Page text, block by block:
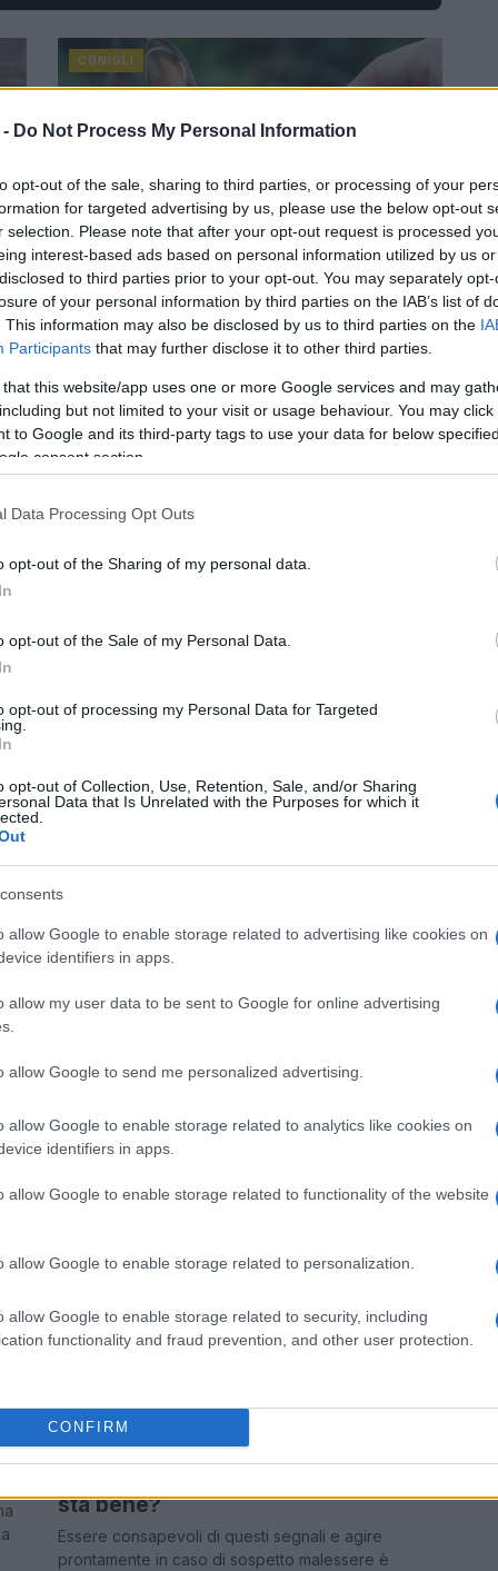
Do Not Process My Personal Information
opt-out of the sale, sharing to third parties, or processing of your
for targeted advertising by us, please use the below opt-out
selection. Please note that after your opt-out request is processed
interest-based ads based on personal information utilized by us
to third parties prior to your opt-out. You may separately
of your personal information by third parties on the IAB’s list of
This information may also be disclosed by us to third parties on the
Participants that may further disclose it to other third parties.
that this website/app uses one or more Google services and may
but not limited to your visit or usage behaviour. You may
to Google and its third-party tags to use your data for below
consent section.
Data Processing Opt Outs
opt-out of the Sharing of my personal data.
opt-out of the Sale of my Personal Data.
opt-out of processing my Personal Data for Targeted
opt-out of Collection, Use, Retention, Sale, and/or Sharing
Data that Is Unrelated with the Purposes for which it
allow Google to enable storage related to advertising like cookies on
identifiers in apps.
allow my user data to be sent to Google for online advertising
allow Google to send me personalized advertising.
allow Google to enable storage related to analytics like cookies on
identifiers in apps.
allow Google to enable storage related to functionality of the website
allow Google to enable storage related to personalization.
allow Google to enable storage related to security, including
functionality and fraud prevention, and other user protection.
CONFIRM
CONIGLI
Cosa succede se una zanzara punge
un coniglio?
Le punture di zanzara possono causare fastidio e
disagio ai conigli, ma fortunatamente sono meno
suscettibili alle malattie trasmesse dalle zanzare
rispetto…
Redazione Petstory.it · 1 Giu 2024
Fino a che età crescono i conigli?
maturare anche dopo aver…
CONIGLI
sta bene?
Essere consapevoli di questi segnali e agire
prontamente in caso di sospetto malessere è